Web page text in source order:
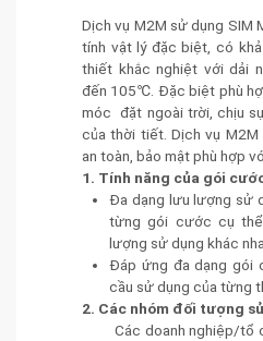
Dịch vụ M2M sử dụng SIM
tính vật lý đặc biệt, có
thiết khắc nghiệt với dải
đến 105℃. Đặc biệt phù
móc đặt ngoài trời, chịu
của thời tiết. Dịch vụ M2M
an toàn, bảo mật phù hợp
1. Tính năng của gói
Đa dạng lưu lượng sử
từng gói cước cụ
lượng sử dụng khác
Đáp ứng đa dạng gói
cầu sử dụng của từng
2. Các nhóm đối tượng
Các doanh nghiệp/tổ